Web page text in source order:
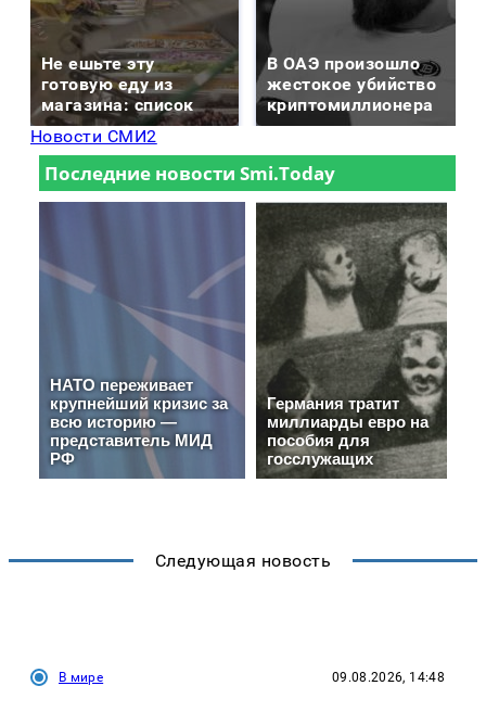
Не ешьте эту
готовую еду из
магазина: список
В ОАЭ произошло
жестокое убийство
криптомиллионера
Новости СМИ2
Следующая новость
В мире 09.08.2026, 14:48